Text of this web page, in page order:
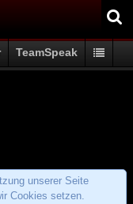
TeamSpeak
unserer Seite
Cookies setzen.